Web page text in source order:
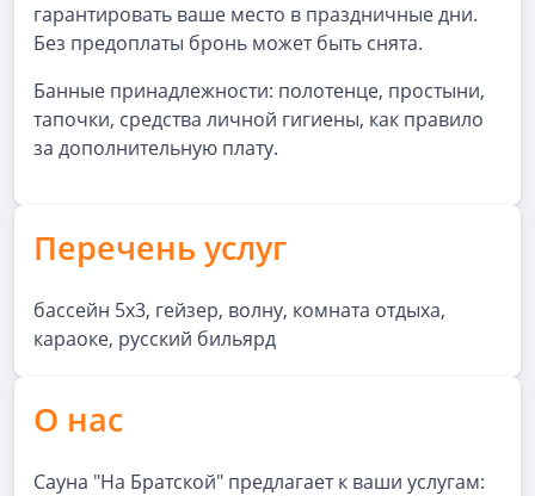
гарантировать ваше место в праздничные дни.
Без предоплаты бронь может быть снята.
Банные принадлежности: полотенце, простыни,
тапочки, средства личной гигиены, как правило
за дополнительную плату.
Перечень услуг
бассейн 5х3, гейзер, волну, комната отдыха,
караоке, русский бильярд
О нас
Сауна "На Братской" предлагает к ваши услугам: